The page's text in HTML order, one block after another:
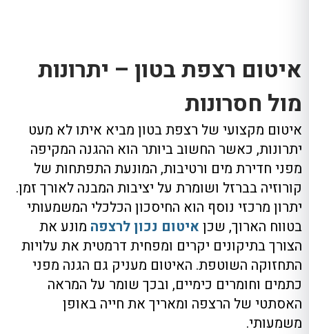
איטום רצפת בטון – יתרונות
מול חסרונות
איטום מקצועי של רצפת בטון מביא איתו לא מעט
יתרונות, כאשר החשוב ביותר הוא ההגנה המקיפה
מפני חדירת מים ורטיבות, המונעת התפתחות של
קורוזיה בברזל ושומרת על יציבות המבנה לאורך זמן.
יתרון מרכזי נוסף הוא החיסכון הכלכלי המשמעותי
בטווח הארוך, שכן איטום נכון לרצפה מונע את
הצורך בתיקונים יקרים ומפחית דרמטית את עלויות
התחזוקה השוטפת. האיטום מעניק גם הגנה מפני
כתמים וחומרים כימיים, ובכך שומר על המראה
האסתטי של הרצפה ומאריך את חייה באופן
משמעותי.